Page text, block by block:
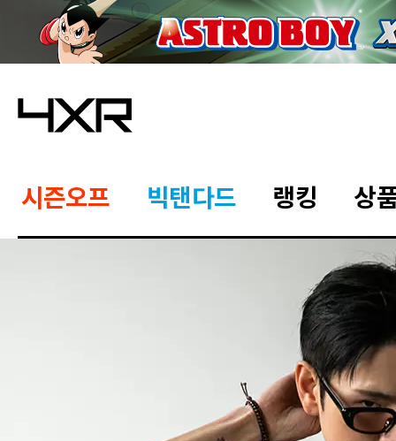
시즌오프 빅탠다드 랭킹 상